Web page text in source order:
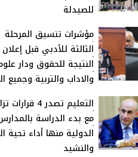
للصيدلة
مؤشرات تنسيق المرحلة
الثالثة للأدبي قبل إعلان
النتيجة للحقوق ودار
والاداب والتربية وجميع
التعليم تصدر 4
مع بدء الدراسة
الدولية منها أداء تحية
والنشيد